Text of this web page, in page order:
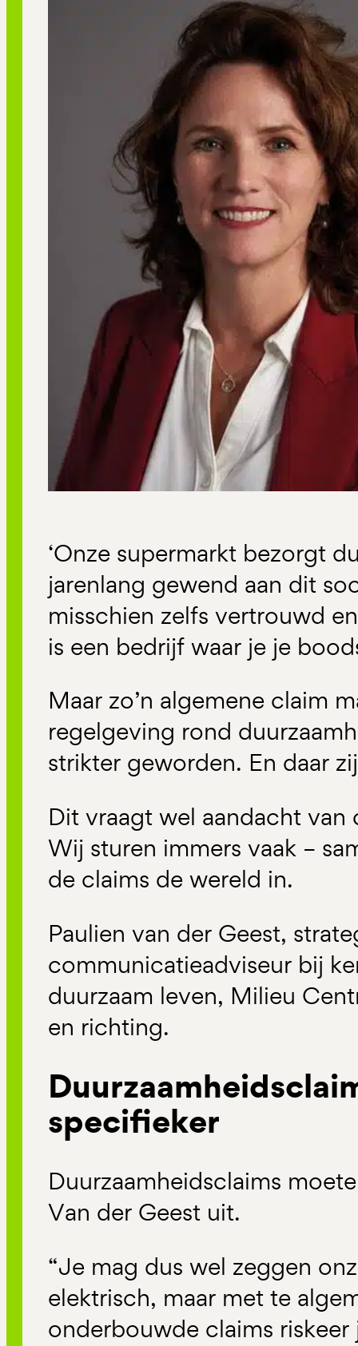
‘Onze supermarkt bezorgt
jarenlang gewend aan dit
misschien zelfs vertrouwd
is een bedrijf waar je je
Maar zo’n algemene claim
regelgeving rond
strikter geworden. En daar
Dit vraagt wel aandacht
Wij sturen immers vaak –
de claims de wereld in.
Paulien van der Geest,
communicatieadviseur bij
duurzaam leven, Milieu
en richting.
specifieker
Duurzaamheidsclaims
Van der Geest uit.
“Je mag dus wel zeggen
elektrisch, maar met te
onderbouwde claims riskeer